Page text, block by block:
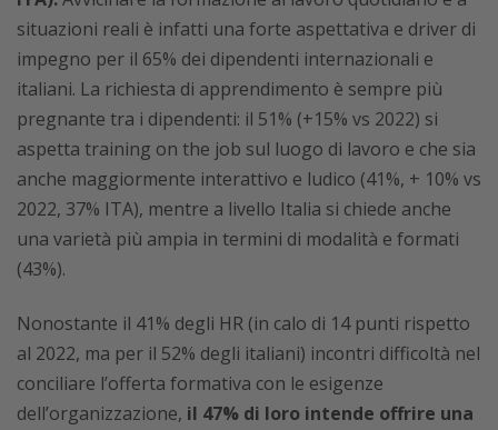
situazioni reali è infatti una forte aspettativa e driver di
impegno per il 65% dei dipendenti internazionali e
italiani. La richiesta di apprendimento è sempre più
pregnante tra i dipendenti: il 51% (+15% vs 2022) si
aspetta training on the job sul luogo di lavoro e che sia
anche maggiormente interattivo e ludico (41%, + 10% vs
2022, 37% ITA), mentre a livello Italia si chiede anche
una varietà più ampia in termini di modalità e formati
(43%).
Nonostante il 41% degli HR (in calo di 14 punti rispetto
al 2022, ma per il 52% degli italiani) incontri difficoltà nel
conciliare l’offerta formativa con le esigenze
dell’organizzazione, il 47% di loro intende offrire una